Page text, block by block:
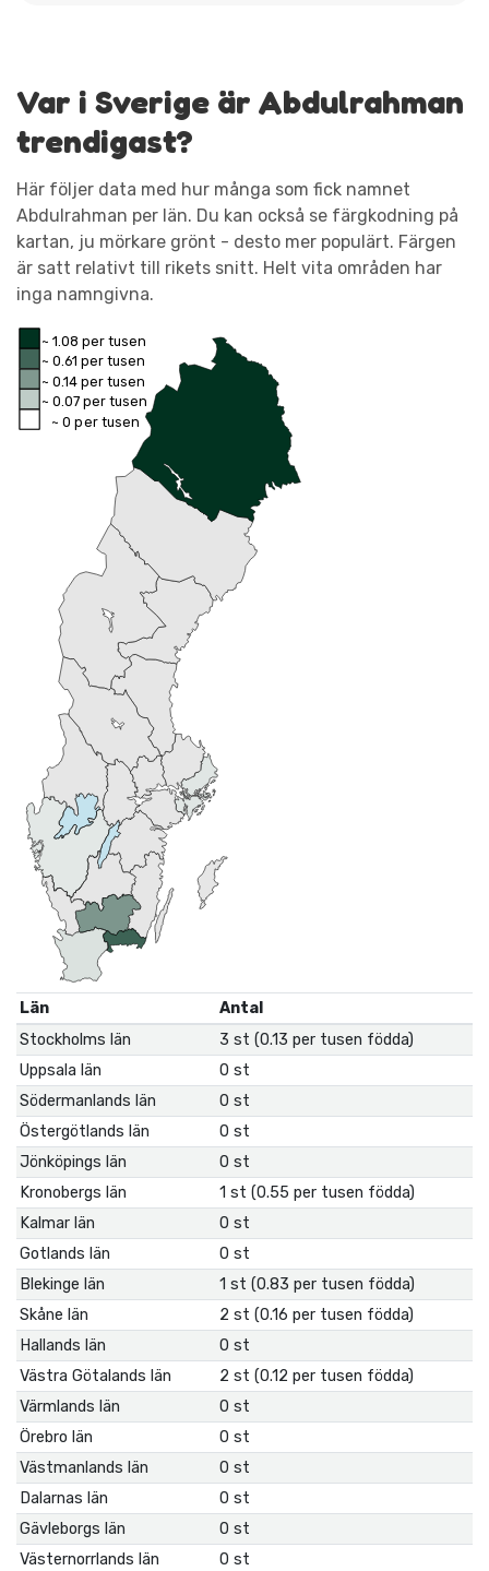
Var i Sverige är Abdulrahman
trendigast?
Här följer data med hur många som fick namnet
Abdulrahman per län. Du kan också se färgkodning på
kartan, ju mörkare grönt - desto mer populärt. Färgen
är satt relativt till rikets snitt. Helt vita områden har
inga namngivna.
~ 1.08 per tusen
~ 0.61 per tusen
~ 0.14 per tusen
~ 0.07 per tusen
~ 0 per tusen
Län
Antal
Stockholms län
3 st (0.13 per tusen födda)
Uppsala län
0 st
Södermanlands län
0 st
Östergötlands län
0 st
Jönköpings län
0 st
Kronobergs län
1 st (0.55 per tusen födda)
Kalmar län
0 st
Gotlands län
0 st
Blekinge län
1 st (0.83 per tusen födda)
Skåne län
2 st (0.16 per tusen födda)
Hallands län
0 st
Västra Götalands län
2 st (0.12 per tusen födda)
Värmlands län
0 st
Örebro län
0 st
Västmanlands län
0 st
Dalarnas län
0 st
Gävleborgs län
0 st
Västernorrlands län
0 st